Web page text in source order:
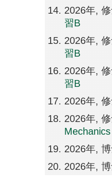
2026年,
習B
2026年,
習B
2026年,
習B
2026年,
2026年,
Mechanics
2026年,
2026年,